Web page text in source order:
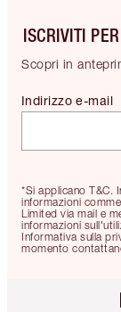
ISCRIVITI
Scopri in
*Si applicano T&C.
informazioni
Limited via mail e
informazioni
Informativa sulla
momento
Indirizzo e-mail